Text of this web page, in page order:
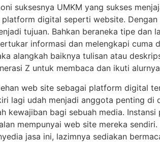
suksesnya UMKM yang sukses
digital seperti website.
tujuan. Bahkan beraneka tipe
informasi dan melengkapi cuma
alangkah baiknya tulisan atau
Z untuk membaca dan ikuti
web site sebagai platform digital
lagi udah menjadi anggota penting di
kewajiban bagi sebuah media.
mempunyai web site mereka
jasa ini, lazimnya sediakan